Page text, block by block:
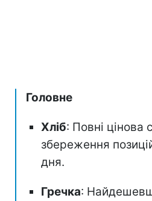
Головне
Хліб: Повні цінова
збереження
дня.
Гречка: